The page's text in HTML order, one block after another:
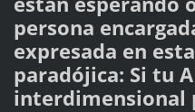
persona
expresada en
paradójica: Si tu
interdimensional